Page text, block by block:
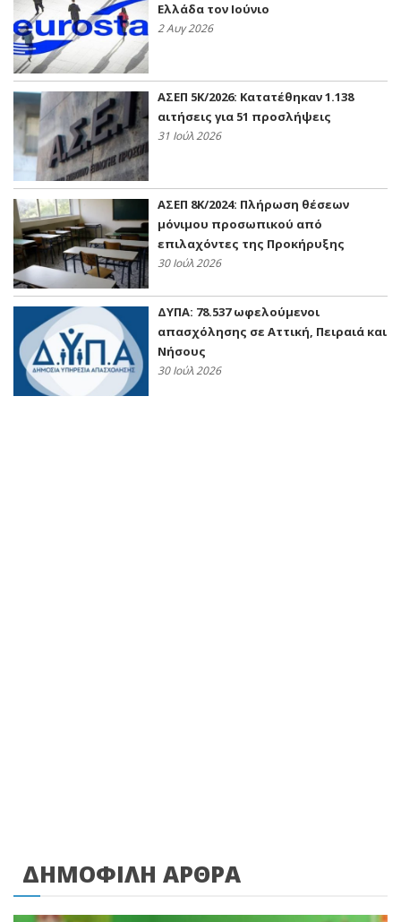
Ελλάδα τον Ιούνιο
2 Αυγ 2026
ΑΣΕΠ 5Κ/2026: Κατατέθηκαν 1.138
αιτήσεις για 51 προσλήψεις
31 Ιούλ 2026
ΑΣΕΠ 8Κ/2024: Πλήρωση θέσεων
μόνιμου προσωπικού από
επιλαχόντες της Προκήρυξης
30 Ιούλ 2026
ΔΥΠΑ: 78.537 ωφελούμενοι
απασχόλησης σε Αττική, Πειραιά και
Νήσους
30 Ιούλ 2026
ΔΗΜΟΦΙΛΗ ΑΡΘΡΑ